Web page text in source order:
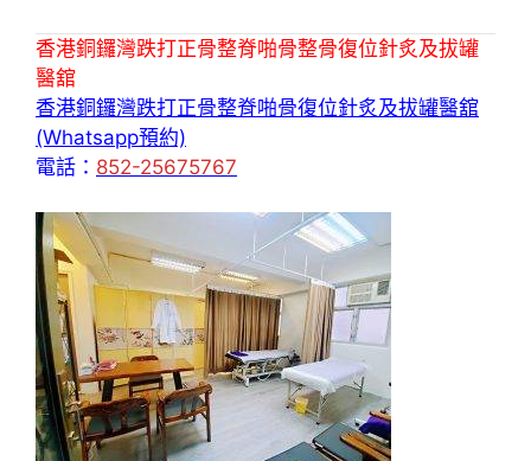
香港銅鑼灣跌打正骨整脊啪骨整骨復位針炙及拔罐
醫舘
香港銅鑼灣跌打正骨整脊啪骨復位針炙及拔罐醫舘
(Whatsapp預約)
電話： 852-25675767